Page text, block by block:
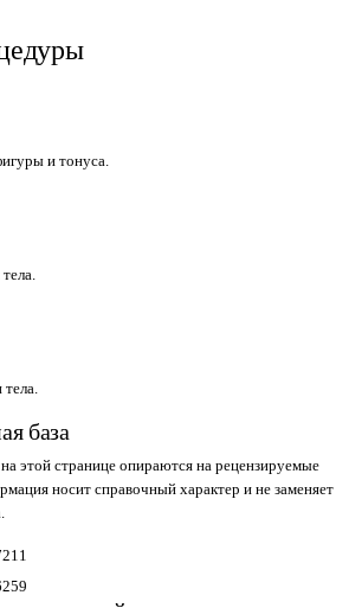
и тонуса.
база
этой странице опираются на рецензируемые
носит справочный характер и не заменяет